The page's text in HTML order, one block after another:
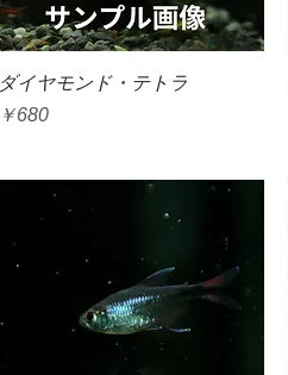
クイックビュー
ダイヤモンド・テトラ
価格
￥680